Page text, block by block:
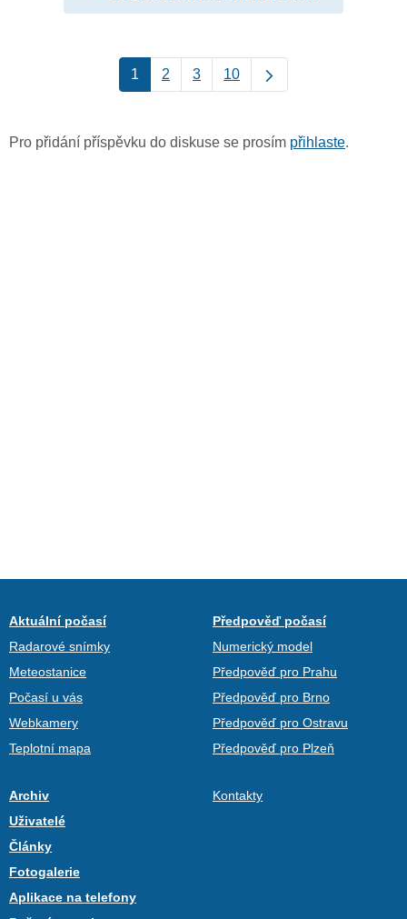
1 2 3 10
Pro přidání příspěvku do diskuse se prosím přihlaste.
Aktuální počasí
Radarové snímky
Meteostanice
Počasí u vás
Webkamery
Teplotní mapa
Předpověď počasí
Numerický model
Předpověď pro Prahu
Předpověď pro Brno
Předpověď pro Ostravu
Předpověď pro Plzeň
Archiv
Uživatelé
Články
Fotogalerie
Aplikace na telefony
Kontakty